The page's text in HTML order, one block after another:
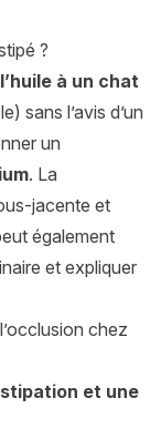
?
à un chat
sans l’avis d’un
un
. La
jacente et
également
et expliquer
chez
et une